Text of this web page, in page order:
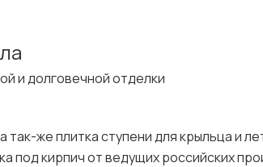
и долговечной отделки
так-же плитка ступени для крыльца и
под кирпич от ведущих российских